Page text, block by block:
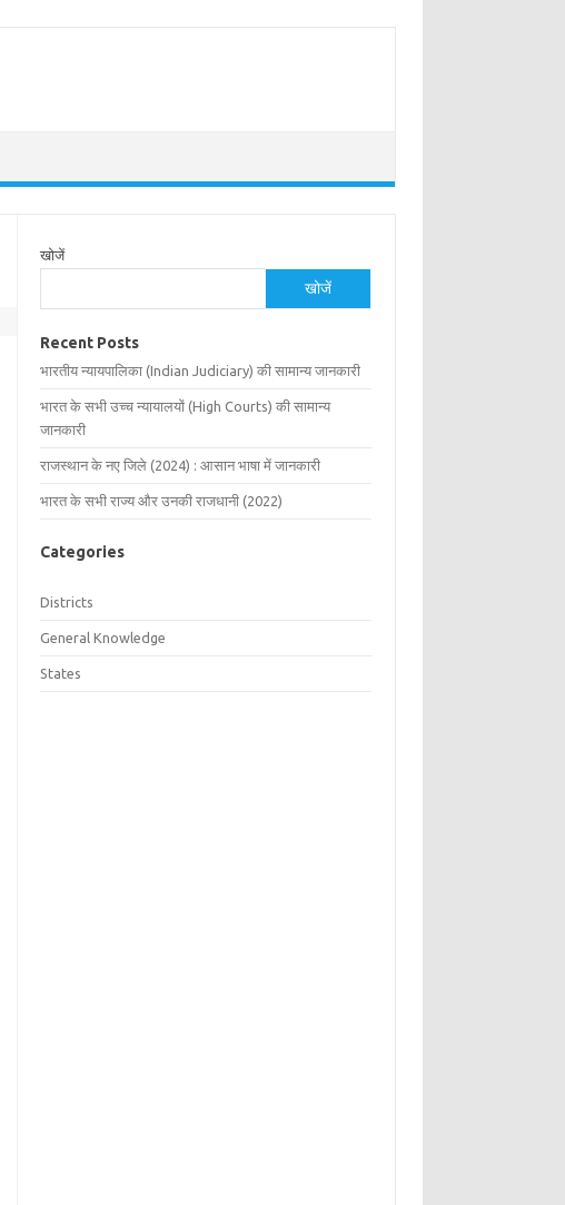
खोजें
खोजें
Recent Posts
भारतीय न्यायपालिका (Indian Judiciary) की सामान्य जानकारी
भारत के सभी उच्च न्यायालयों (High Courts) की सामान्य
जानकारी
राजस्थान के नए जिले (2024) : आसान भाषा में जानकारी
भारत के सभी राज्य और उनकी राजधानी (2022)
Categories
Districts
General Knowledge
States